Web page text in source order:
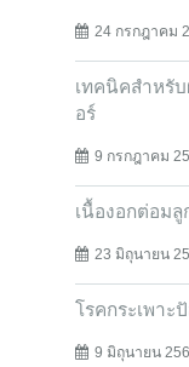
24 กรกฎาคม
เทคนิคสำหรั
อร์
9 กรกฎาคม
เนื้องอกต่อมลู
23 มิถุนายน
โรคกระเพาะ
9 มิถุนายน